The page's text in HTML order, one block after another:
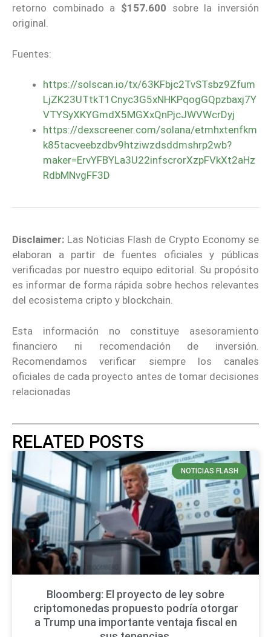
retorno combinado a $157.600 sobre la inversión
original.
Fuentes:
https://solscan.io/tx/63KFbjc2TvSTsbz9Zfum
LjZK23UTtkT1Cnyc3G5xNHKPqogGQpzbaxj7Y
VTYSyXKYGmdX5MGXxQnPjcJWVWcrDyj
https://dexscreener.com/solana/etmhxtenfkm
k85tacveebzdbv9htziwzdsddmshrp2wb?
maker=ErvYFBYLa3U22infscrorXzpFVkXt2aHz
RdbMNvgFF3D
Disclaimer: Las Noticias Flash de Crypto Economy se
elaboran a partir de fuentes oficiales y públicas
verificadas por nuestro equipo editorial. Su propósito
es informar de forma rápida sobre hechos relevantes
del ecosistema cripto y blockchain.
Esta información no constituye asesoramiento
financiero ni recomendación de inversión.
Recomendamos verificar siempre los canales
oficiales de cada proyecto antes de tomar decisiones
relacionadas
RELATED POSTS
NOTICIAS FLASH
Bloomberg: El proyecto de ley sobre
criptomonedas propuesto podría otorgar
a Trump una importante ventaja fiscal en